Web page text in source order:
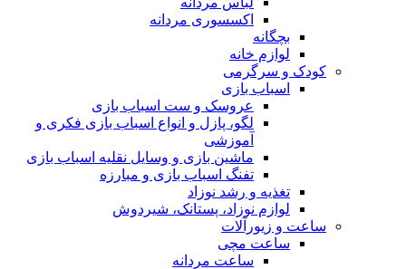
اکسسوری مردانه
بچگانه
لوازم خانه
کودک و سرگرمی
اسباب بازی
عروسک و ست اسباب بازی
لگو، پازل و انواع اسباب بازی فکری و
آموزشی
ماشین بازی و وسایل نقلیه اسباب بازی
تفنگ اسباب بازی و مبارزه
تغذیه و رشد نوزاد
لوازم نوزاد، پستانک، شیردوش
ساعت و زیور‌آلات
ساعت مچی
ساعت مردانه